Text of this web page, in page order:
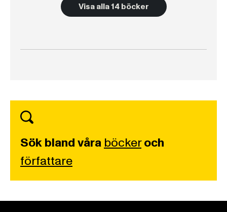
Visa alla 14 böcker
Sök bland våra böckeroch
författare